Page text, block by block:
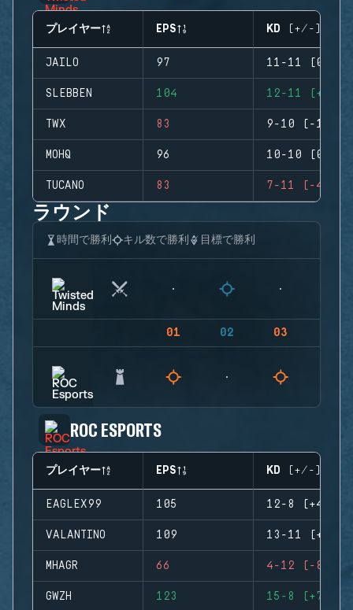
プレイヤー EPS KD (+/-)
JAILO 97 11-11 (0)
SLEBBEN 104 12-11 (+1)
TWX 83 9-10 (-1)
MOHQ 96 10-10 (0)
TUCANO 83 7-11 (-4)
ラウンド
時間で勝利 キル数で勝利 目標で勝利
01 02 03
ROC ESPORTS
プレイヤー EPS KD (+/-)
EAGLEX99 105 12-8 (+4)
VALANTINO 109 13-11 (+2)
MHAGR 66 4-12 (-8)
GWZH 123 15-8 (+7)